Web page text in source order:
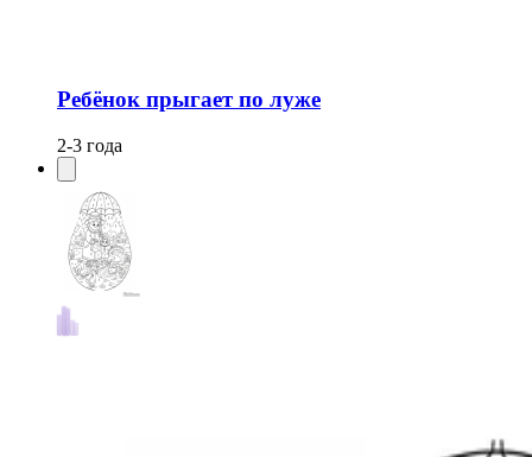
Ребёнок прыгает по луже
2-3 года